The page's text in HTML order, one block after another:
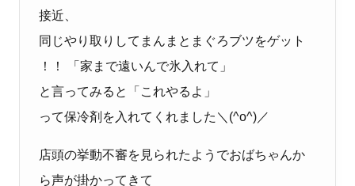
接近、
同じやり取りしてまんまとまぐろブツをゲット
！！ 「家まで遠いんで氷入れて」
と言ってみると「これやるよ」
って保冷剤を入れてくれました＼ (^o^) ／
店頭の挙動不審を見られたようでおばちゃんか
ら声が掛かってきて